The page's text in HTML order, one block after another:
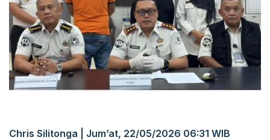
Chris Silitonga | Jum’at, 22/05/2026 06:31 WIB